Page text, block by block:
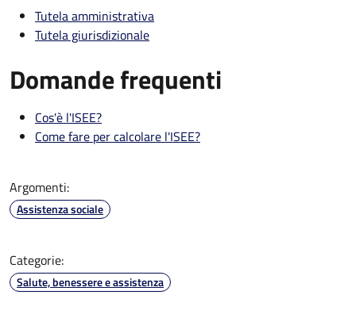
Tutela amministrativa
Tutela giurisdizionale
Domande frequenti
Cos'è l'ISEE?
Come fare per calcolare l'ISEE?
Argomenti:
Assistenza sociale
Categorie:
Salute, benessere e assistenza